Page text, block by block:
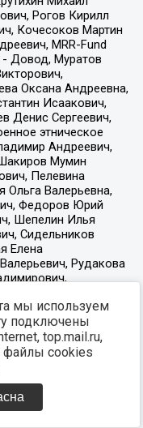
мы используем
подключены
top.mail.ru,
файлы cookies